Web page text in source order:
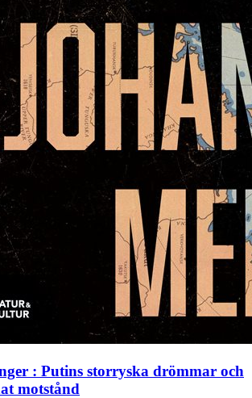
: Putins storryska drömmar och
motstånd